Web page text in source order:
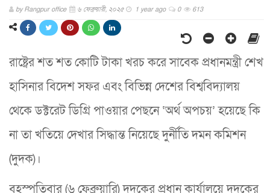
byRangpur office ৬ ফেব্রুয়ারী, ২০২৫ 1 year ago 0 613
রাষ্ট্রের শত শত কোটি টাকা খরচ করে সাবেক প্রধানমন্ত্রী শেখ
হাসিনার বিদেশ সফর এবং বিভিন্ন দেশের বিশ্ববিদ্যালয়
থেকে ডক্টরেট ডিগ্রি পাওয়ার পেছনে ‘অর্থ অপচয়’ হয়েছে কি
না তা খতিয়ে দেখার সিদ্ধান্ত নিয়েছে দুর্নীতি দমন কমিশন
(দুদক)।
বৃহস্পতিবার (৬ ফেব্রুয়ারি) দুদকের প্রধান কার্যালয়ে দুদকের